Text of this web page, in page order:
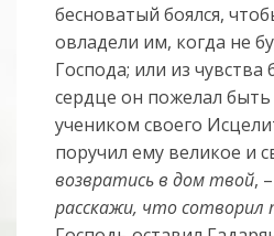
бесноватый боялся,
овладели им, когда не
Господа; или из чувства
сердце он пожелал
учеником своего
поручил ему великое и
возвратись в дом твой,
расскажи, что сотворил